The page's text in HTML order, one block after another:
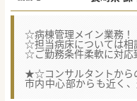
☆病棟管理メイン業務！
☆担当病床については相
☆ご勤務条件柔軟に対応
★☆コンサルタントか
市内中心部からも近く
ていますので、